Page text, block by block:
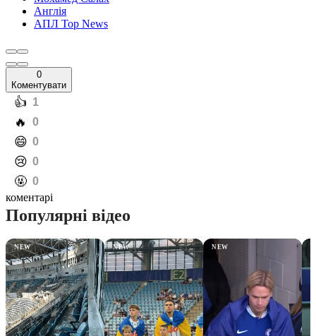
Англія
АПЛ Top News
0
Коментувати
️👍 1
️🔥 0
️😄 0
️😢 0
️🤬 0
коментарі